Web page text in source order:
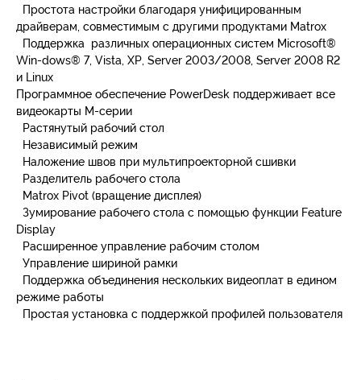
Простота настройки благодаря унифицированным
драйверам, совместимым с другими продуктами Matrox
Поддержка различных операционных систем Microsoft®
Win-dows® 7, Vista, XP, Server 2003/2008, Server 2008 R2
и Linux
Программное обеспечение PowerDesk поддерживает все
видеокарты М-серии
Растянутый рабочий стол
Независимый режим
Наложение швов при мультипроекторной сшивки
Разделитель рабочего стола
Matrox Pivot (вращение дисплея)
Зумирование рабочего стола с помощью функции Feature
Display
Расширенное управление рабочим столом
Управление шириной рамки
Поддержка объединения нескольких видеоплат в едином
режиме работы
Простая установка с поддержкой профилей пользователя